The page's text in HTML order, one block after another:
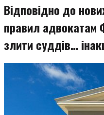
Відповідно до
правил
злити суддів…